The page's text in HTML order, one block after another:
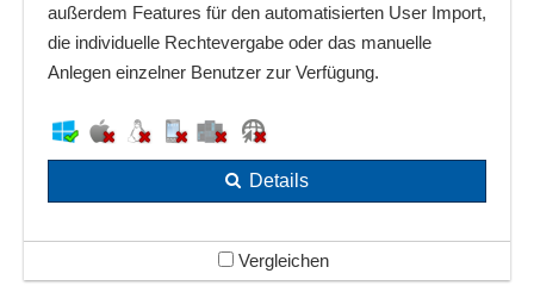
außerdem Features für den automatisierten User Import,
die individuelle Rechtevergabe oder das manuelle
Anlegen einzelner Benutzer zur Verfügung.
Details
Vergleichen